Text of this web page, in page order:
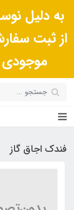
به دلیل
از ثبت
فندک اجاق گاز